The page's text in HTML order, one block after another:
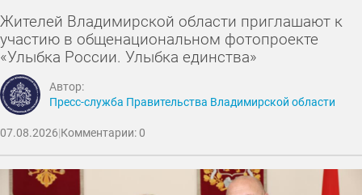
Жителей Владимирской области приглашают к
участию в общенациональном фотопроекте
«Улыбка России. Улыбка единства»
Автор:
Пресс-служба Правительства Владимирской области
07.08.2026|Комментарии: 0